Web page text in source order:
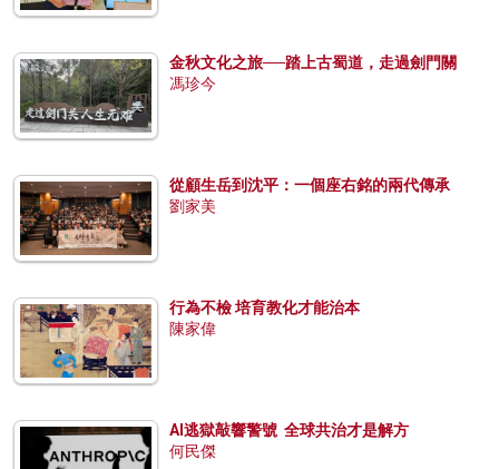
金秋文化之旅──踏上古蜀道，走過劍門關
馮珍今
從顧生岳到沈平：一個座右銘的兩代傳承
劉家美
行為不檢 培育教化才能治本
陳家偉
AI逃獄敲響警號 全球共治才是解方
何民傑